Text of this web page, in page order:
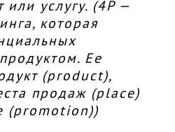
или услугу. (4Р —
которая
Ее
(product),
продаж (place)
(promotion))